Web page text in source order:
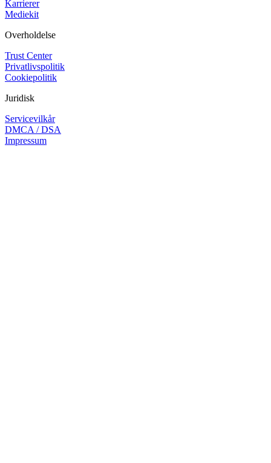
Karrierer
Mediekit
Overholdelse
Trust Center
Privatlivspolitik
Cookiepolitik
Juridisk
Servicevilkår
DMCA / DSA
Impressum